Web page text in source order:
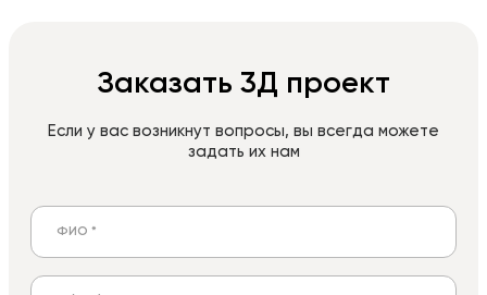
Заказать 3Д проект
Если у вас возникнут вопросы, вы всегда можете
задать их нам